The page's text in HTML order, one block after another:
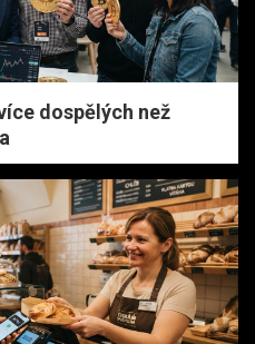
dospělých než